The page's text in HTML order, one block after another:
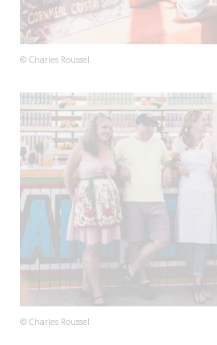
© Charles Roussel
© Charles Roussel